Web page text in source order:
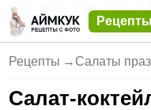
Рецепты
Рецепты → Салаты
Салат-